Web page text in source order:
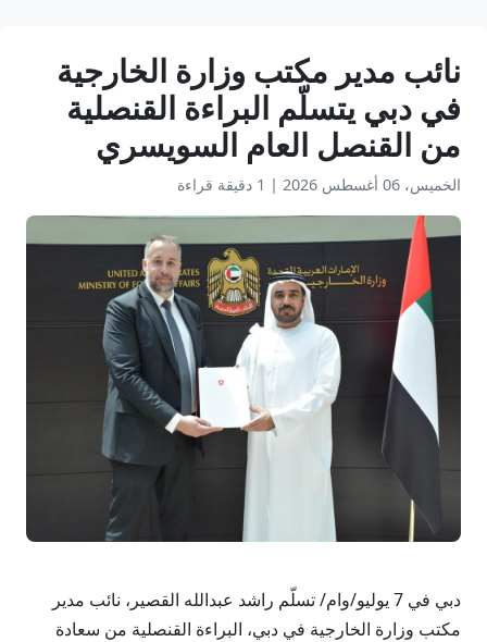
نائب مدير مكتب وزارة الخارجية
في دبي يتسلّم البراءة القنصلية
من القنصل العام السويسري
الخميس، 06 أغسطس 2026 | 1 دقيقة قراءة
دبي في 7 يوليو/وام/ تسلّم راشد عبدالله القصير، نائب مدير
مكتب وزارة الخارجية في دبي، البراءة القنصلية من سعادة